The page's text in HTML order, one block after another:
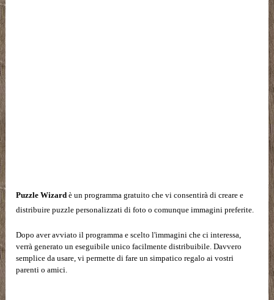
Puzzle Wizard è un programma gratuito che vi consentirà di creare e
distribuire puzzle personalizzati di foto o comunque immagini preferite.
Dopo aver avviato il programma e scelto l'immagini che ci interessa,
verrà generato un eseguibile unico facilmente distribuibile. Davvero
semplice da usare, vi permette di fare un simpatico regalo ai vostri
parenti o amici.